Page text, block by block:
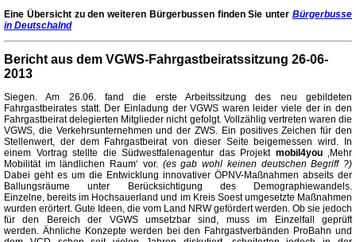
Eine Übersicht zu den weiteren Bürgerbussen finden Sie unter Bürgerbusse
in Deutschalnd
Bericht aus dem VGWS-Fahrgastbeiratssitzung 26-06-
2013
Siegen. Am 26.06. fand die erste Arbeitssitzung des neu gebildeten
Fahrgastbeirates statt. Der Einladung der VGWS waren leider viele der in den
Fahrgastbeirat delegierten Mitglieder nicht gefolgt. Vollzählig vertreten waren die
VGWS, die Verkehrsunternehmen und der ZWS. Ein positives Zeichen für den
Stellenwert, der dem Fahrgastbeirat von dieser Seite beigemessen wird.
In
einem Vortrag stellte die Südwestfalenagentur das Projekt mobil4you‚Mehr
Mobilität im ländlichen Raum‘ vor. (es gab wohl keinen deutschen Begriff ?)
Dabei geht es um die Entwicklung innovativer ÖPNV-Maßnahmen abseits der
Ballungsräume unter Berücksichtigung des Demographiewandels.
Einzelne, bereits im Hochsauerland und im Kreis Soest umgesetzte Maßnahmen
wurden erörtert. Gute Ideen, die vom Land NRW gefördert werden. Ob sie jedoch
für den Bereich der VGWS umsetzbar sind, muss im Einzelfall geprüft
werden. Ähnliche Konzepte werden bei den Fahrgastverbänden ProBahn und